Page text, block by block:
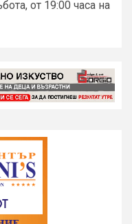
от 19:00 часа на